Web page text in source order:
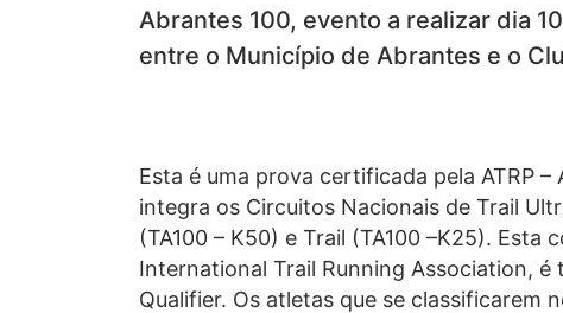
Abrantes 100, evento a realizar dia
entre o Município de Abrantes e o
Esta é uma prova certificada pela ATRP
integra os Circuitos Nacionais de Trail
(TA100 – K50) e Trail (TA100 –K25). Esta
International Trail Running Association, é
Qualifier. Os atletas que se classificarem